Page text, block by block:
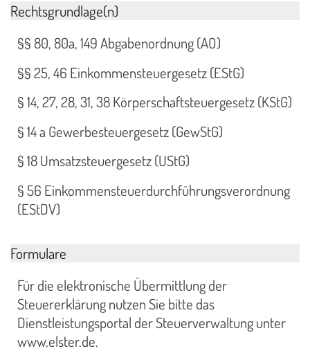
Rechtsgrundlage(n)
§§ 80, 80a, 149 Abgabenordnung (AO)
§§ 25, 46 Einkommensteuergesetz (EStG)
§ 14, 27, 28, 31, 38 Körperschaftsteuergesetz (KStG)
§ 14 a Gewerbesteuergesetz (GewStG)
§ 18 Umsatzsteuergesetz (UStG)
§ 56 Einkommensteuerdurchführungsverordnung
(EStDV)
Formulare
Für die elektronische Übermittlung der
Steuererklärung nutzen Sie bitte das
Dienstleistungsportal der Steuerverwaltung unter
www.elster.de.